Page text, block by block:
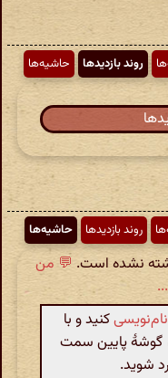
روند بازدیدها حاشیه‌ها
روند بازدیدها حاشیه‌ها
نشده است. 💬 من
نام‌نویسیکنید و با
گوشهٔ پایین سمت
شوید.